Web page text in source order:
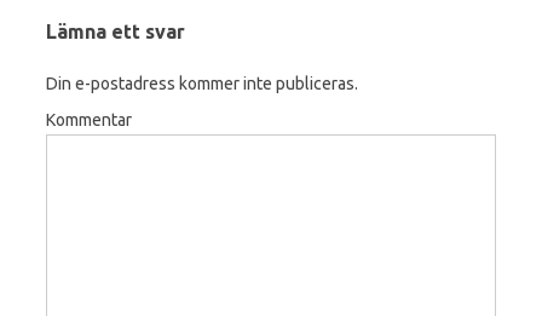
Lämna ett svar
Din e-postadress kommer inte publiceras.
Kommentar